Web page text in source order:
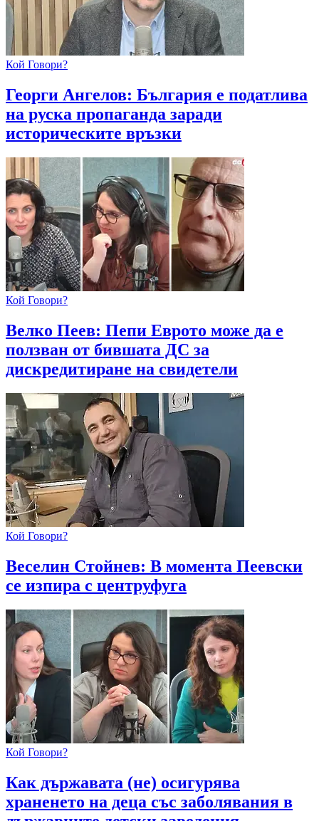
Кой Говори?
Георги Ангелов: България е податлива
на руска пропаганда заради
историческите връзки
Кой Говори?
Велко Пеев: Пепи Еврото може да е
ползван от бившата ДС за
дискредитиране на свидетели
Кой Говори?
Веселин Стойнев: В момента Пеевски
се изпира с центруфуга
Кой Говори?
Как държавата (не) осигурява
храненето на деца със заболявания в